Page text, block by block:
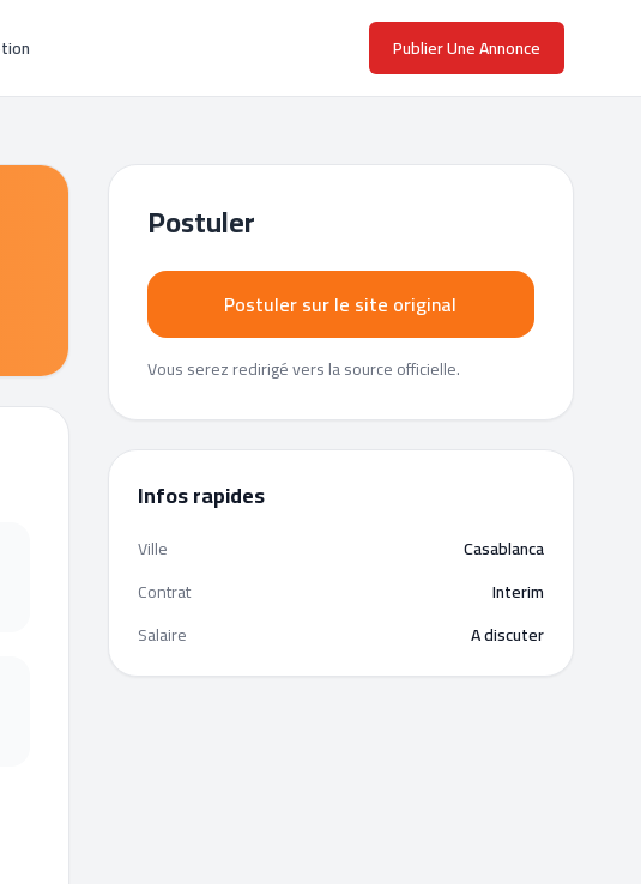
Publier Une Annonce
Postuler
Postuler sur le site original
Vous serez redirigé vers la source officielle.
Infos rapides
Ville
Casablanca
Contrat
Interim
Salaire
A discuter